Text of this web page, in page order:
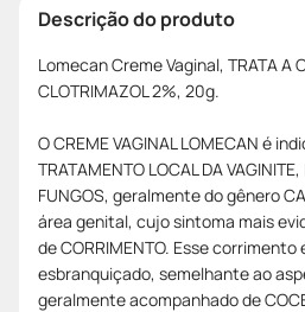
Descrição do produto
Lomecan Creme Vaginal, TRATA A
CLOTRIMAZOL 2%, 20g.
O CREME VAGINAL LOMECAN é
TRATAMENTO LOCAL DA
FUNGOS, geralmente do gênero
área genital, cujo sintoma mais
de CORRIMENTO. Esse
esbranquiçado, semelhante ao
geralmente acompanhado de